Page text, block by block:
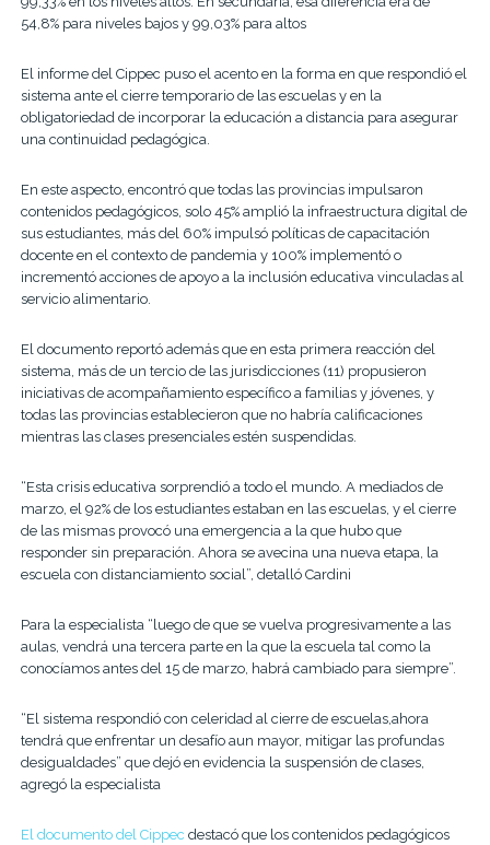
54,8% para niveles bajos y 99,03% para altos
El informe del Cippec puso el acento en la forma en que respondió el
sistema ante el cierre temporario de las escuelas y en la
obligatoriedad de incorporar la educación a distancia para asegurar
una continuidad pedagógica.
En este aspecto, encontró que todas las provincias impulsaron
contenidos pedagógicos, solo 45% amplió la infraestructura digital de
sus estudiantes, más del 60% impulsó políticas de capacitación
docente en el contexto de pandemia y 100% implementó o
incrementó acciones de apoyo a la inclusión educativa vinculadas al
servicio alimentario.
El documento reportó además que en esta primera reacción del
sistema, más de un tercio de las jurisdicciones (11) propusieron
iniciativas de acompañamiento específico a familias y jóvenes, y
todas las provincias establecieron que no habría calificaciones
mientras las clases presenciales estén suspendidas.
“Esta crisis educativa sorprendió a todo el mundo. A mediados de
marzo, el 92% de los estudiantes estaban en las escuelas, y el cierre
de las mismas provocó una emergencia a la que hubo que
responder sin preparación. Ahora se avecina una nueva etapa, la
escuela con distanciamiento social”, detalló Cardini
Para la especialista “luego de que se vuelva progresivamente a las
aulas, vendrá una tercera parte en la que la escuela tal como la
conocíamos antes del 15 de marzo, habrá cambiado para siempre”.
“El sistema respondió con celeridad al cierre de escuelas,ahora
tendrá que enfrentar un desafío aun mayor, mitigar las profundas
desigualdades” que dejó en evidencia la suspensión de clases,
agregó la especialista
El documento del Cippec destacó que los contenidos pedagógicos